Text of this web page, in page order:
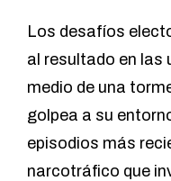
Los desafíos
al resultado en las
medio de una
golpea a su
episodios más
narcotráfico que